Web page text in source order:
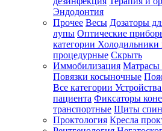
Эндодонтия
Прочее Весы Дозаторы
лупы Оптические
категории Холодильники
процедурные Скрыть
Иммобилизация Матрасы
Повязки косыночные
Все категории
пациента Фиксаторы
транспортные Щиты
Проктология Кресла